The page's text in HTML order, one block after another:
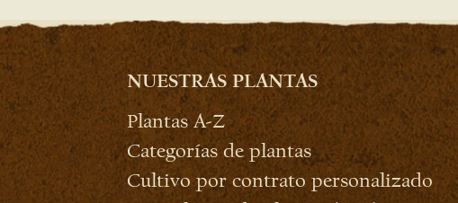
NUESTRAS PLANTAS
Plantas A-Z
Categorías de plantas
Cultivo por contrato personalizado